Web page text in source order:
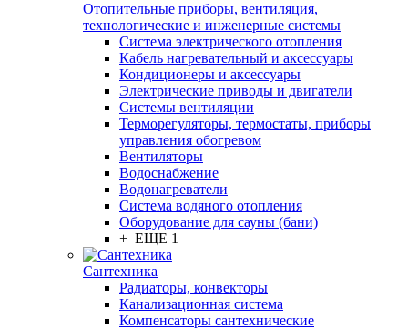
Отопительные приборы, вентиляция,
технологические и инженерные системы
Система электрического отопления
Кабель нагревательный и аксессуары
Кондиционеры и аксессуары
Электрические приводы и двигатели
Системы вентиляции
Терморегуляторы, термостаты, приборы
управления обогревом
Вентиляторы
Водоснабжение
Водонагреватели
Система водяного отопления
Оборудование для сауны (бани)
+ ЕЩЕ 1
Сантехника
Радиаторы, конвекторы
Канализационная система
Компенсаторы сантехнические